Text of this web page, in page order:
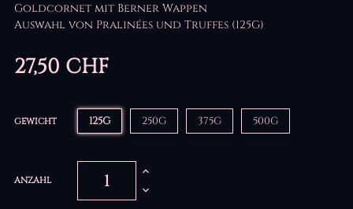
Goldcornet mit Berner Wappen
Auswahl von Pralinées und Truffes (125G)
27,50 CHF
GEWICHT 125G 250G 375G 500G
ANZAHL